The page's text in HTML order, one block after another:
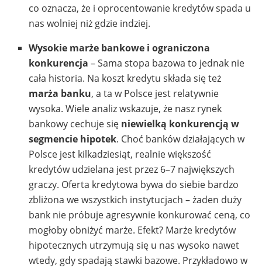
co oznacza, że i oprocentowanie kredytów spada u
nas wolniej niż gdzie indziej.
Wysokie marże bankowe i ograniczona
konkurencja – Sama stopa bazowa to jednak nie
cała historia. Na koszt kredytu składa się też
marża banku, a ta w Polsce jest relatywnie
wysoka. Wiele analiz wskazuje, że nasz rynek
bankowy cechuje się niewielką konkurencją w
segmencie hipotek. Choć banków działających w
Polsce jest kilkadziesiąt, realnie większość
kredytów udzielana jest przez 6–7 największych
graczy. Oferta kredytowa bywa do siebie bardzo
zbliżona we wszystkich instytucjach – żaden duży
bank nie próbuje agresywnie konkurować ceną, co
mogłoby obniżyć marże. Efekt? Marże kredytów
hipotecznych utrzymują się u nas wysoko nawet
wtedy, gdy spadają stawki bazowe. Przykładowo w